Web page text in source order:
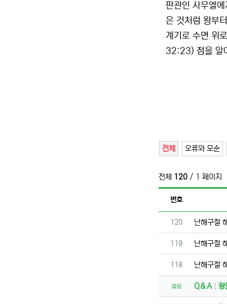
판관인 사무엘
은 것처럼 왕부
계기로 수면 위
32:23) 점을 알
전체 오류와 모순
전체 120 / 1 페이지
번호
번호
120 난해구절
번호
119 난해구절
번호
118 난해구절
열람 Q＆A 왕